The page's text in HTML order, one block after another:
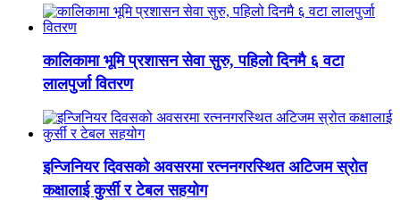
कालिकामा भूमि प्रशासन सेवा सुरु, पहिलो दिनमै ६ वटा
लालपुर्जा वितरण
इन्जिनियर दिवसको अवसरमा रत्ननगरस्थित अटिजम स्रोत
कक्षालाई कुर्सी र टेबल सहयोग